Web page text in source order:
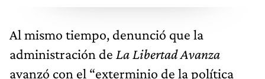
Al mismo tiempo, denunció que la
administración de La Libertad Avanza
avanzó con el “exterminio de la política